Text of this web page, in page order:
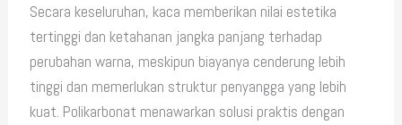
Secara keseluruhan, kaca memberikan nilai estetika
tertinggi dan ketahanan jangka panjang terhadap
perubahan warna, meskipun biayanya cenderung lebih
tinggi dan memerlukan struktur penyangga yang lebih
kuat. Polikarbonat menawarkan solusi praktis dengan